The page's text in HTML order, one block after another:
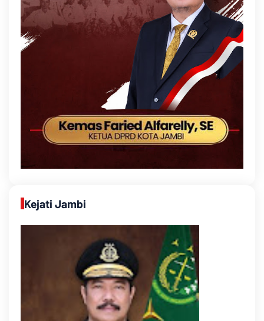
Kejati Jambi